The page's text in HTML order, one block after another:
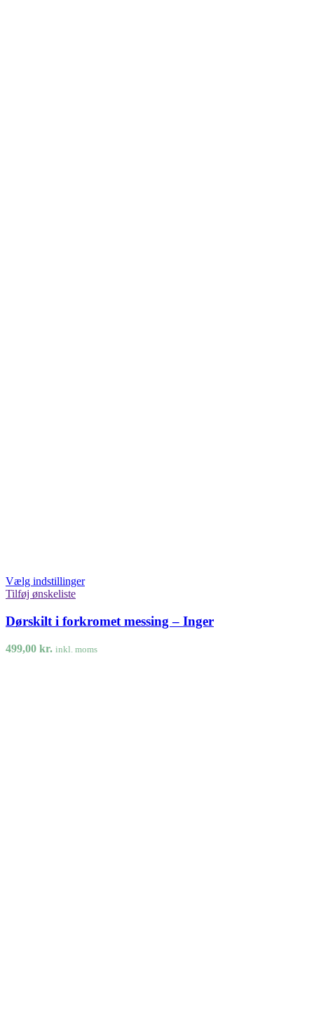
Vælg indstillinger
Tilføj ønskeliste
Dørskilt i forkromet messing – Inger
499,00 kr. inkl. moms